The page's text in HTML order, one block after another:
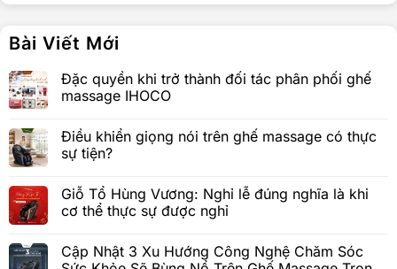
Bài Viết Mới
Đặc quyền khi trở thành đối tác phân phối ghế
massage IHOCO
Điều khiển giọng nói trên ghế massage có thực
sự tiện?
Giỗ Tổ Hùng Vương: Nghỉ lễ đúng nghĩa là khi
cơ thể thực sự được nghỉ
Cập Nhật 3 Xu Hướng Công Nghệ Chăm Sóc